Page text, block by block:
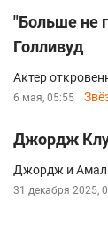
"Больше не
Голливуд
Актер
6 мая, 05:55
Джордж
Джордж и
31 декабря 2025,